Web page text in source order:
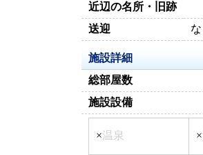
近辺の名所・旧跡
送迎
施設詳細
総部屋数
施設設備
×温泉 ×